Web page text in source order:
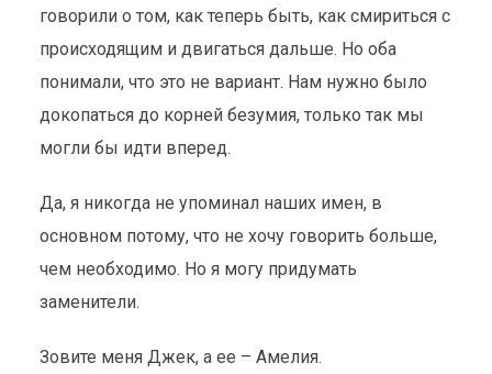
говорили о том, как теперь быть, как смириться с
происходящим и двигаться дальше. Но оба
понимали, что это не вариант. Нам нужно было
докопаться до корней безумия, только так мы
могли бы идти вперед.
Да, я никогда не упоминал наших имен, в
основном потому, что не хочу говорить больше,
чем необходимо. Но я могу придумать
заменители.
Зовите меня Джек, а ее – Амелия.